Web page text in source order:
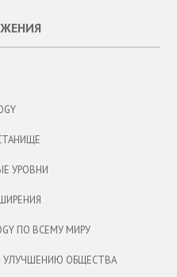
УРОВНИ
ПО ВСЕМУ МИРУ
УЛУЧШЕНИЮ ОБЩЕСТВА